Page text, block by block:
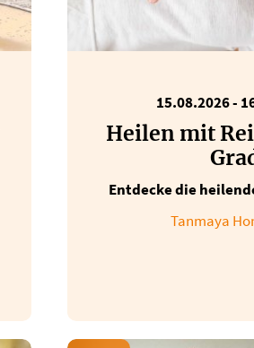
15.08.2026-
Heilen mit
Entdecke die
Tanmaya